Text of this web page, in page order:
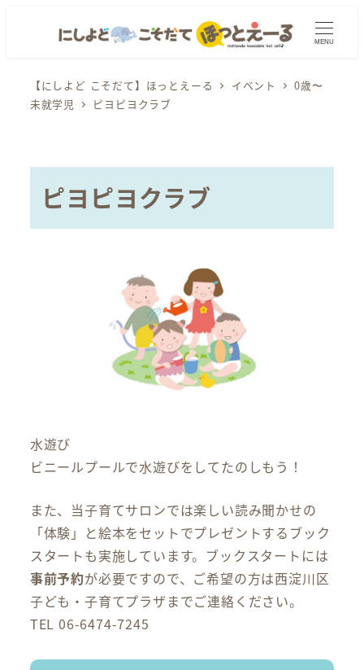
MENU
【にしよど こそだて】ほっとえーる イベント
0歳〜
未就学児
ピヨピヨクラブ
ピヨピヨクラブ
水遊び
ビニールプールで水遊びをしてたのしもう！
また、当子育てサロンでは楽しい読み聞かせの
「体験」と絵本をセットでプレゼントするブック
スタートも実施しています。ブックスタートには
事前予約が必要ですので、ご希望の方は西淀川区
子ども・子育てプラザまでご連絡ください。
TEL 06-6474-7245